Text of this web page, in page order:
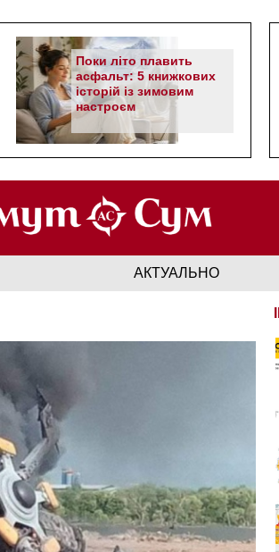
Поки літо плавить
асфальт: 5 книжкових
історій із зимовим
настроєм
АКТУАЛЬНО